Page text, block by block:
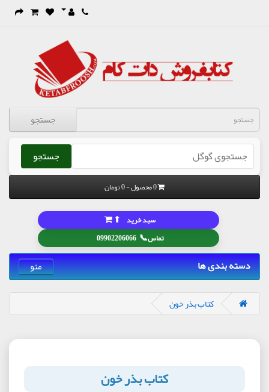
جستجو
جستجو
0 محصول - 0 تومان
تماس📞
09902206066
سبد خرید ⬆
دسته بندی ها منو
کتاب بذر خون
کتاب بذر خون